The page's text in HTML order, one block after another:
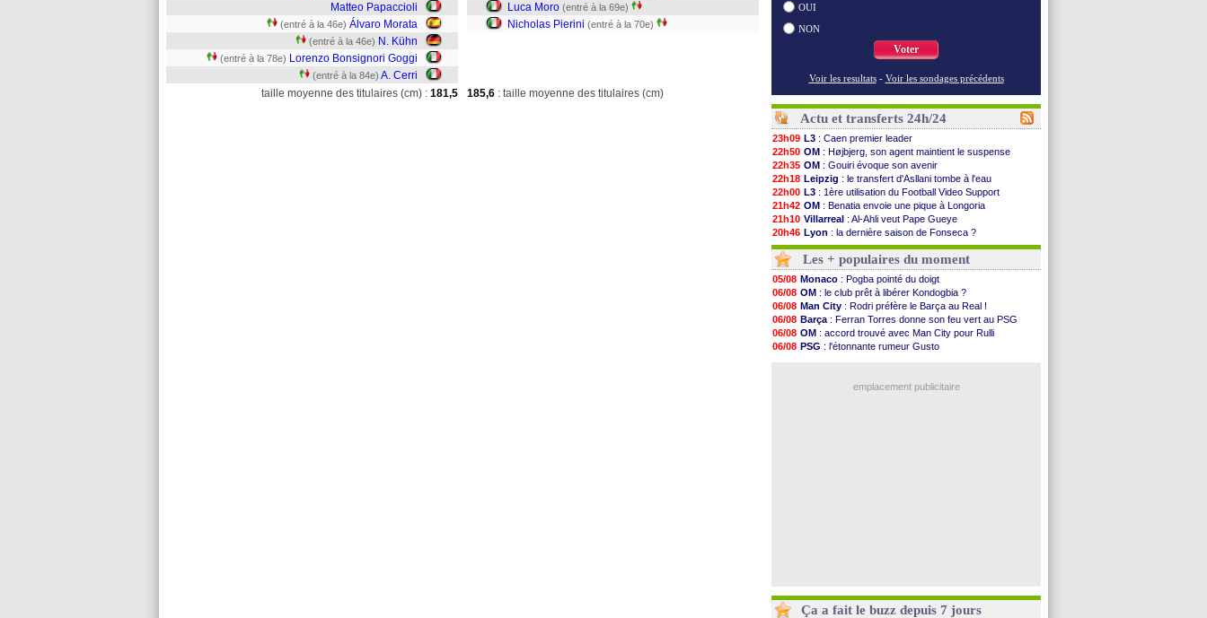
Matteo Papaccioli
(entré à la 46e) Álvaro Morata
(entré à la 46e) N. Kühn
(entré à la 78e) Lorenzo Bonsignori Goggi
(entré à la 84e) A. Cerri
Luca Moro (entré à la 69e)
Nicholas Pierini (entré à la 70e)
taille moyenne des titulaires (cm) : 181,5 185,6 : taille moyenne des titulaires (cm)
OUI
NON
Voter
Voir les resultats - Voir les sondages précédents
Actu et transferts 24h/24
23h09 L3 : Caen premier leader
22h50 OM : Højbjerg, son agent maintient le suspense
22h35 OM : Gouiri évoque son avenir
22h18 Leipzig : le transfert d'Asllani tombe à l'eau
22h00 L3 : 1ère utilisation du Football Video Support
21h42 OM : Benatia envoie une pique à Longoria
21h10 Villarreal : Al-Ahli veut Pape Gueye
20h46 Lyon : la dernière saison de Fonseca ?
20h30 OM: un nouveau prétendant pour Højbjerg
20h01
Brest: un gardien norvégien en approche ?
19h18 OM: McCourt a versé 120 M€ en 2026
19h09
PSG: 4 retours dans le groupe face à Man Utd ...
18h48
Nice: Kevin Carlos va partir en Italie
18h37
L1: prison avec sursis requis contre un arbitre
18h29
Leganés: c'est signé pour Luca Zidane (off.)
17h58
Atletico: Ruggeri en route pour Aston Villa
17h46
Monaco: Filipe Luis soutient Biereth
: Naples vise Gabriel Jesus
Les + populaires du moment
05/08 Monaco : Pogba pointé du doigt
06/08 OM : le club prêt à libérer Kondogbia ?
06/08 Man City : Rodri préfère le Barça au Real !
06/08 Barça : Ferran Torres donne son feu vert au PSG
06/08 OM : accord trouvé avec Man City pour Rulli
06/08 PSG : l'étonnante rumeur Gusto
emplacement publicitaire
Ça a fait le buzz depuis 7 jours